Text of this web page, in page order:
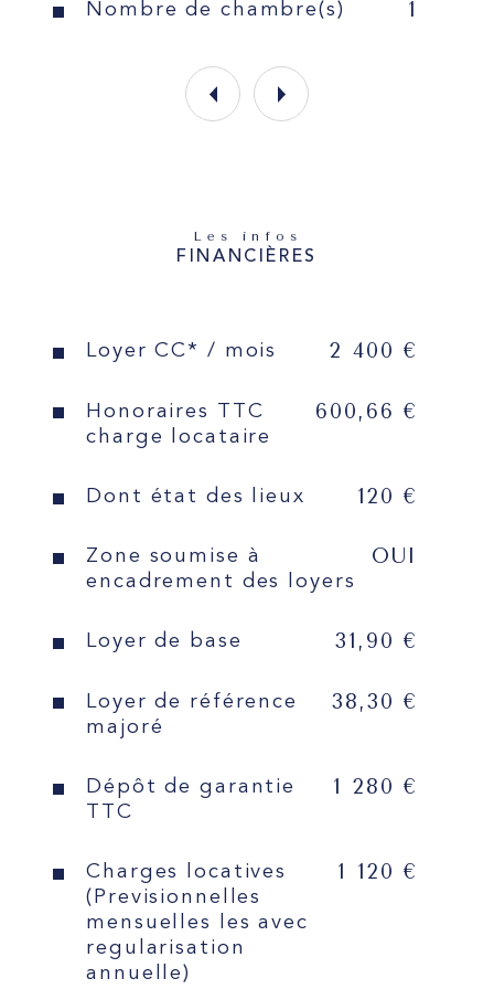
Nombre de chambre(s) 1
Les informations sur les risques
disponibles sur le site
Géorisques
Les infos
FINANCIÈRES
Loyer CC* / mois 2 400 €
Honoraires TTC
charge locataire
600,66 €
Dont état des lieux 120 €
Zone soumise à
encadrement des loyers
OUI
Loyer de base 31,90 €
Loyer de référence
majoré
38,30 €
Dépôt de garantie
TTC
1 280 €
Charges locatives
(Previsionnelles
mensuelles les avec
regularisation
annuelle)
1 120 €